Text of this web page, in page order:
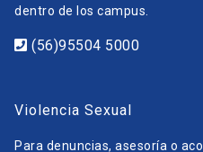
dentro de los campus.
(56)95504 5000
Violencia Sexual
Para denuncias, asesoría o